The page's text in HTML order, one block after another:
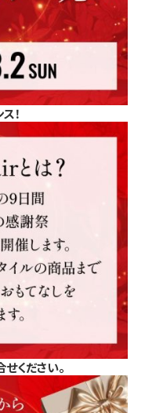
！
ください。